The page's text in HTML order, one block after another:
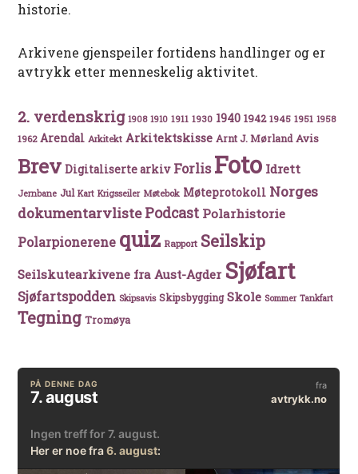
historie.
Arkivene gjenspeiler fortidens handlinger og er
avtrykk etter menneskelig aktivitet.
2. verdenskrig 1908 1910 1911 1930 1940 1942 1945 1951 1958
1962 Arendal Arkitekt Arkitektskisse Arnt J. Mørland Avis
Brev Digitaliserte arkiv Forlis Foto Idrett
Jernbane Jul Kart Krigsseiler Møtebok Møteprotokoll Norges
dokumentarvlistePodcast Polarhistorie
Polarpionerene quiz Rapport Seilskip
Seilskutearkivene fra Aust-Agder Sjøfart
Sjøfartspodden Skipsavis Skipsbygging Skole Sommer Tankfart
Tegning Tromøya